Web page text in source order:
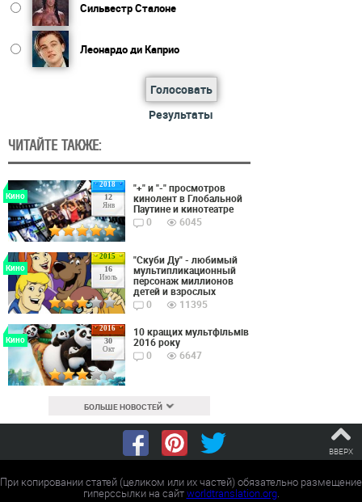
Сильвестр Сталоне
Леонардо ди Каприо
Голосовать
Результаты
ЧИТАЙТЕ ТАКЖЕ:
2018
12
Янв
Кино
"+" и "-" просмотров
кинолент в Глобальной
Паутине и кинотеатре
0
6045
2015
16
Июль
Кино
"Скуби Ду" - любимый
мультипликационный
персонаж миллионов
детей и взрослых
0
11395
2016
30
Окт
Кино
10 кращих мультфільмів
2016 року
0
6647
БОЛЬШЕ НОВОСТЕЙ
ВВЕРХ
При копировании статей (целиком или их частей) обязательно размещение
гиперссылки на сайтworldtranslation.org.